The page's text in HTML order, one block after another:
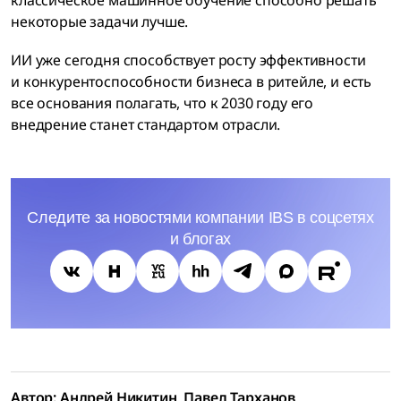
некоторые задачи лучше.
ИИ уже сегодня способствует росту эффективности
и конкурентоспособности бизнеса в ритейле, и есть
все основания полагать, что к 2030 году его
внедрение станет стандартом отрасли.
Следите за новостями компании IBS в соцсетях
и блогах